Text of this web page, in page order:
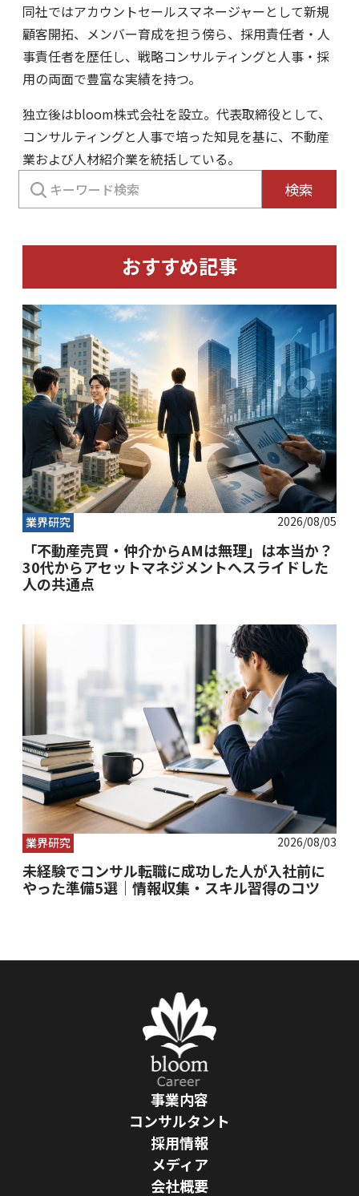
同社ではアカウントセールスマネージャーとして新規
顧客開拓、メンバー育成を担う傍ら、採用責任者・人
事責任者を歴任し、戦略コンサルティングと人事・採
用の両面で豊富な実績を持つ。
独立後はbloom株式会社を設立。代表取締役として、
コンサルティングと人事で培った知見を基に、不動産
業および人材紹介業を統括している。
索:
検索
おすすめ記事
業界研究 2026/08/05
「不動産売買・仲介からAMは無理」は本当か？
30代からアセットマネジメントへスライドした
人の共通点
業界研究 2026/08/03
未経験でコンサル転職に成功した人が入社前に
やった準備5選｜情報収集・スキル習得のコツ
事業内容
コンサルタント
採用情報
メディア
会社概要